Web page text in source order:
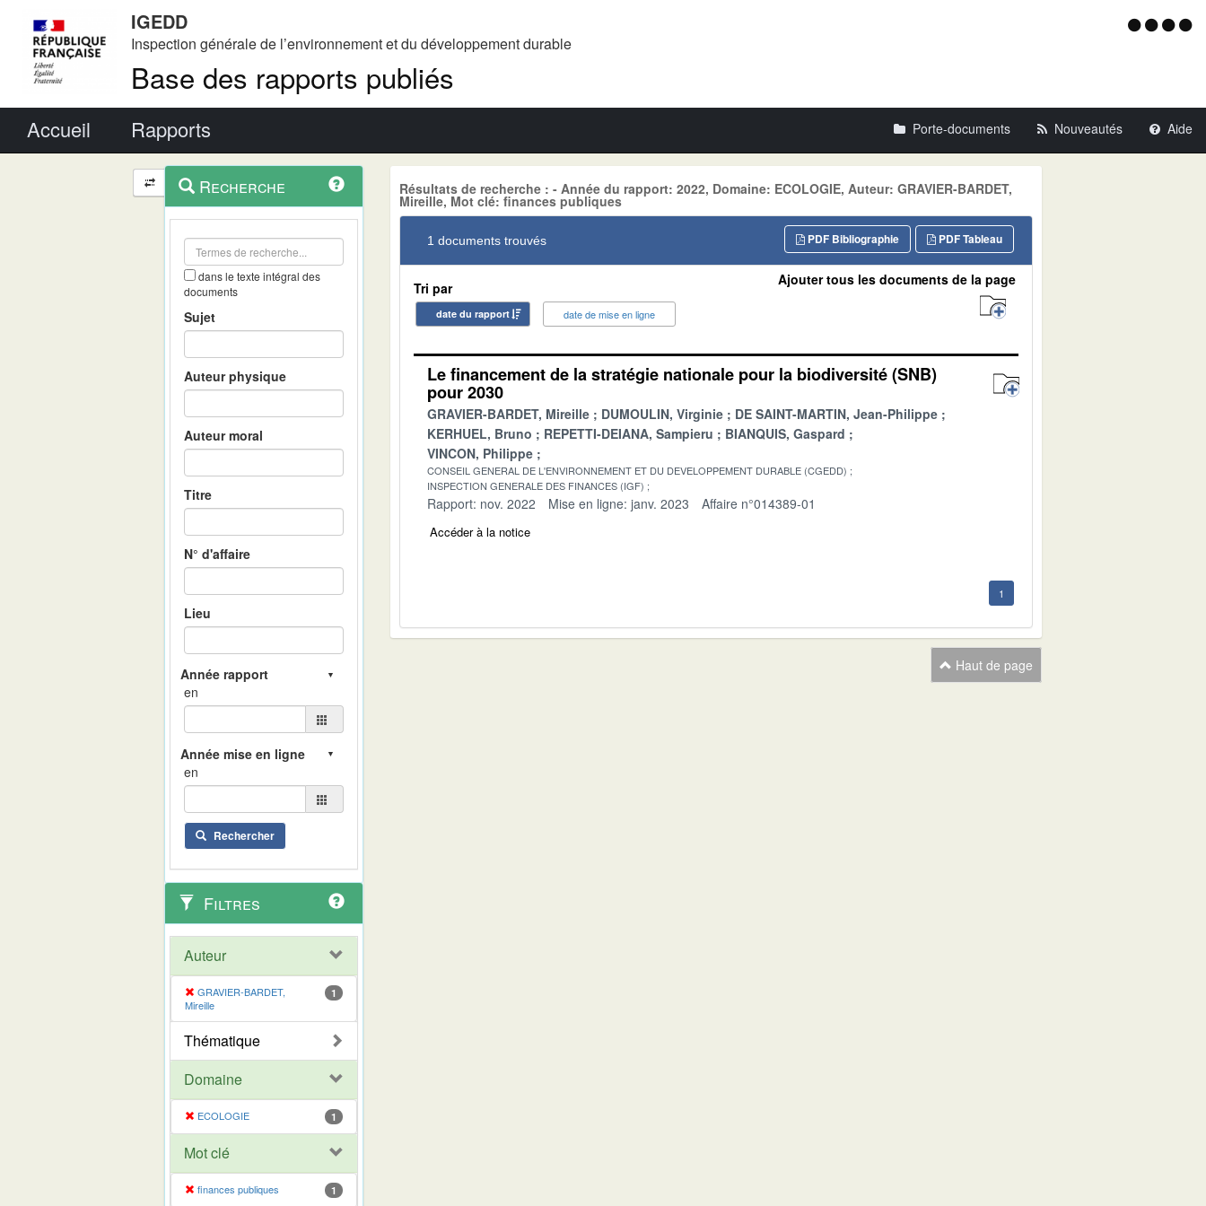
IGEDD
Inspection générale de l’environnement et du développement durable
Base des rapports publiés
Menu
Accueil Rapports Porte-documents Nouveautés Aide
Navigation
et
outils
contextuel
Recherche
dans le texte intégral des
documents
Sujet
Auteur physique
Auteur moral
Titre
N° d'affaire
Lieu
en
en
Rechercher
Filtres
Auteur
GRAVIER-BARDET,
Mireille
1
Thématique
Domaine
ECOLOGIE 1
Mot clé
finances publiques 1
Résultats de recherche : - Année du rapport: 2022, Domaine: ECOLOGIE, Auteur: GRAVIER-BARDET,
Mireille, Mot clé: finances publiques
1 documents trouvés PDF Tableau
PDF Bibliographie
Tri par
date du rapport date de mise en ligne
Ajouter tous les documents de la page
Le financement de la stratégie nationale pour la biodiversité (SNB)
pour 2030
GRAVIER-BARDET, Mireille DUMOULIN, Virginie
DE SAINT-MARTIN, Jean-Philippe
KERHUEL, Bruno
REPETTI-DEIANA, Sampieru
BIANQUIS, Gaspard
VINCON, Philippe
CONSEIL GENERAL DE L'ENVIRONNEMENT ET DU DEVELOPPEMENT DURABLE (CGEDD)
INSPECTION GENERALE DES FINANCES (IGF)
Rapport: nov. 2022 Mise en ligne: janv. 2023 Affaire n°014389-01
Accéder à la notice
1
Haut de page